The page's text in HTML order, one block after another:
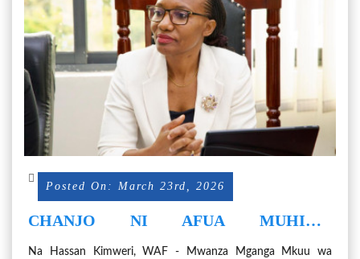
Posted On: March 23rd, 2026
CHANJO NI AFUA MUHIMU
Na Hassan Kimweri, WAF - Mwanza Mganga Mkuu wa